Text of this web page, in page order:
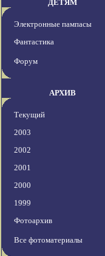
ДЕТЯМ
Электронные пампасы
Фантастика
Форум
АРХИВ
Текущий
2003
2002
2001
2000
1999
Фотоархив
Все фотоматериалы